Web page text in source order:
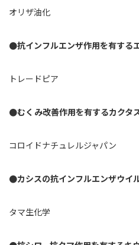
オリザ油化
●抗インフルエンザ作用を有する
トレードピア
●むくみ改善作用を有するカクタ
コロイドナチュレルジャパン
●カシスの抗インフルエンザウイ
タマ生化学